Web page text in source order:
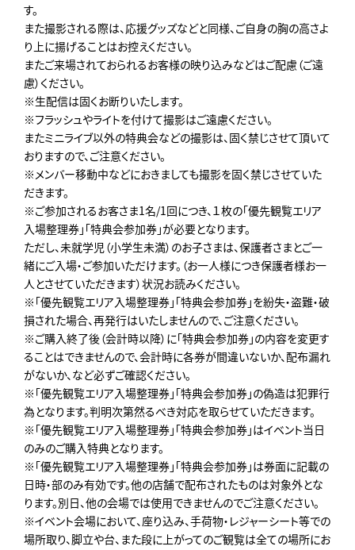
す。
また撮影される際は、応援グッズなどと同様、ご自身の胸の高さよ
り上に揚げることはお控えください。
またご来場されておられるお客様の映り込みなどはご配慮（ご遠
慮）ください。
※生配信は固くお断りいたします。
※フラッシュやライトを付けて撮影はご遠慮ください。
またミニライブ以外の特典会などの撮影は、固く禁じさせて頂いて
おりますので、ご注意ください。
※メンバー移動中などにおきましても撮影を固く禁じさせていた
だきます。
※ご参加されるお客さま1名/1回につき、１枚の「優先観覧エリア
入場整理券」「特典会参加券」が必要となります。
ただし、未就学児（小学生未満）のお子さまは、保護者さまとご一
緒にご入場・ご参加いただけます。（お一人様につき保護者様お一
人とさせていただきます）状況お読みください。
※「優先観覧エリア入場整理券」「特典会参加券」を紛失・盗難・破
損された場合、再発行はいたしませんので、ご注意ください。
※ご購入終了後（会計時以降）に「特典会参加券」の内容を変更す
ることはできませんので、会計時に各券が間違いないか、配布漏れ
がないか、など必ずご確認ください。
※「優先観覧エリア入場整理券」「特典会参加券」の偽造は犯罪行
為となります。判明次第然るべき対応を取らせていただきます。
※「優先観覧エリア入場整理券」「特典会参加券」はイベント当日
のみのご購入特典となります。
※「優先観覧エリア入場整理券」「特典会参加券」は券面に記載の
日時・部のみ有効です。他の店舗で配布されたものは対象外とな
ります。別日、他の会場では使用できませんのでご注意ください。
※イベント会場において、座り込み、手荷物・レジャーシート等での
場所取り、脚立や台、また段に上がってのご観覧は全ての場所にお